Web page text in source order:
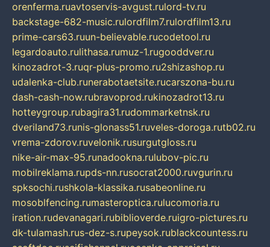
orenferma.ruavtoservis-avgust.rulord-tv.ru
backstage-682-music.rulordfilm7.rulordfilm13.ru
prime-cars63.ruun-believable.rucodetool.ru
legardoauto.rulithasa.rumuz-1.rugooddver.ru
kinozadrot-3.ruqr-plus-promo.ru2shizashop.ru
udalenka-club.runerabotaetsite.rucarszona-bu.ru
dash-cash-now.rubravoprod.rukinozadrot13.ru
hotteygroup.rubagira31.rudommarketnsk.ru
dveriland73.runis-glonass51.ruveles-doroga.rutb02.ru
vrema-zdorov.ruvelonik.rusurgutgloss.ru
nike-air-max-95.runadookna.rulubov-pic.ru
mobilreklama.rupds-nn.rusocrat2000.ruvgurin.ru
spksochi.rushkola-klassika.rusabeonline.ru
mosoblfencing.rumasteroptica.rulucomoria.ru
iration.rudevanagari.rubiblioverde.ruigro-pictures.ru
dk-tulamash.rus-dez-s.rupeysok.rublackcountess.ru